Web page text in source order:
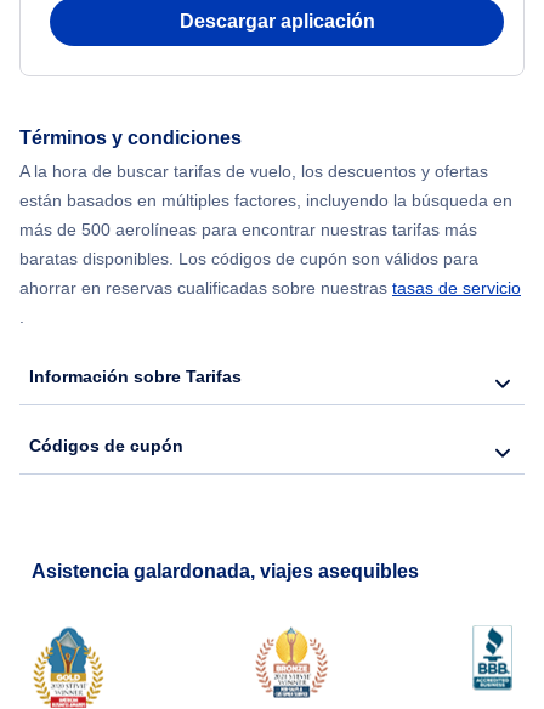
Descargar aplicación
Términos y condiciones
A la hora de buscar tarifas de vuelo, los descuentos y ofertas
están basados en múltiples factores, incluyendo la búsqueda en
más de 500 aerolíneas para encontrar nuestras tarifas más
baratas disponibles. Los códigos de cupón son válidos para
ahorrar en reservas cualificadas sobre nuestras tasas de servicio
.
Información sobre Tarifas
Códigos de cupón
Asistencia galardonada, viajes asequibles